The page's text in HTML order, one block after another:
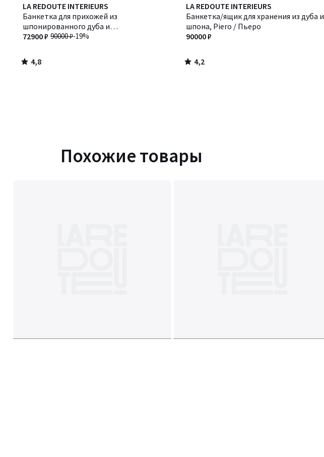
LA REDOUTE INTERIEURS
Банкетка для прихожей из
шпонированного дуба и
тростникового плетения, WASKA /
90000 ₽-19%
72900 ₽
4,8
/ 5
4,8
/
LA REDOUTE INTERIEURS
Банкетка/ящик для хранения из дуба и
шпона, Piero / Пьеро
90000 ₽
4,2
/ 5
4,2
/
Похожие товары